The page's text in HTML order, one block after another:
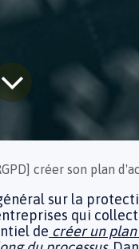
créer son plan
sur la
qui
de créer un